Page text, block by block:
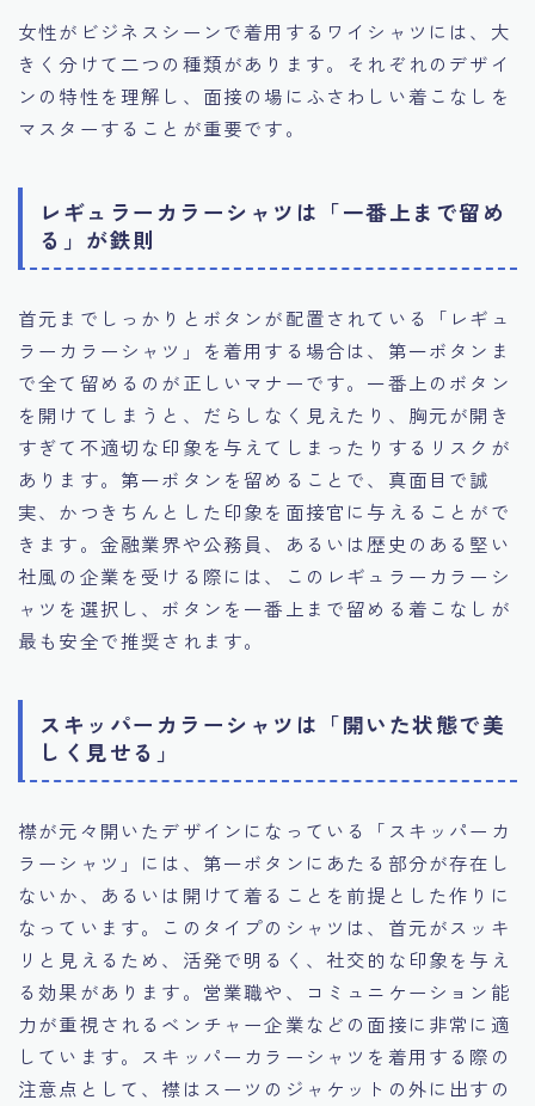
女性がビジネスシーンで着用するワイシャツには、大
きく分けて二つの種類があります。それぞれのデザイ
ンの特性を理解し、面接の場にふさわしい着こなしを
マスターすることが重要です。
レギュラーカラーシャツは「一番上まで留め
る」が鉄則
首元までしっかりとボタンが配置されている「レギュ
ラーカラーシャツ」を着用する場合は、第一ボタンま
で全て留めるのが正しいマナーです。一番上のボタン
を開けてしまうと、だらしなく見えたり、胸元が開き
すぎて不適切な印象を与えてしまったりするリスクが
あります。第一ボタンを留めることで、真面目で誠
実、かつきちんとした印象を面接官に与えることがで
きます。金融業界や公務員、あるいは歴史のある堅い
社風の企業を受ける際には、このレギュラーカラーシ
ャツを選択し、ボタンを一番上まで留める着こなしが
最も安全で推奨されます。
スキッパーカラーシャツは「開いた状態で美
しく見せる」
襟が元々開いたデザインになっている「スキッパーカ
ラーシャツ」には、第一ボタンにあたる部分が存在し
ないか、あるいは開けて着ることを前提とした作りに
なっています。このタイプのシャツは、首元がスッキ
リと見えるため、活発で明るく、社交的な印象を与え
る効果があります。営業職や、コミュニケーション能
力が重視されるベンチャー企業などの面接に非常に適
しています。スキッパーカラーシャツを着用する際の
注意点として、襟はスーツのジャケットの外に出すの